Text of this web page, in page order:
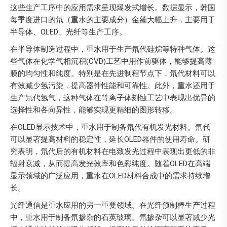
这些生产工序中的应用需求呈现爆发式增长。数据显示，韩国
每季度进口的氘（重水的主要成分）金额大幅上升，主要用于
半导体、OLED、光纤等生产工序。
在半导体制造过程中，重水用于生产氘代硅烷等特种气体。这
些气体在化学气相沉积(CVD)工艺中用作前驱体，能够提高薄
膜的均匀性和纯度。特别是在先进制程节点下，氘代材料可以
有效减少氢污染，提高器件性能和可靠性。此外，重水还用于
生产氘代氢气，这种气体在等离子体刻蚀工艺中表现出优异的
选择性和各向异性，能够实现更精细的图形转移。
在OLED显示技术中，重水用于制备氘代有机发光材料。氘代
可以显著提高材料的稳定性，延长OLED器件的使用寿命。研
究表明，氘代后的有机材料在电致发光过程中表现出更低的非
辐射衰减，从而提高发光效率和色彩纯度。随着OLED在高端
显示领域的广泛应用，重水在OLED材料合成中的需求持续增
长。
光纤通信是重水应用的另一重要领域。在光纤预制棒生产过程
中，重水用于制备氘掺杂的石英玻璃。氘掺杂可以显著减少光